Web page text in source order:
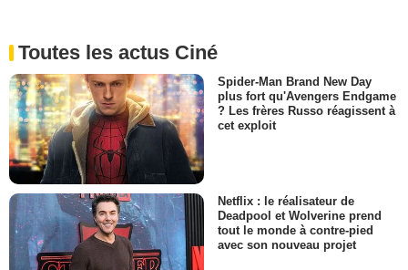
Toutes les actus Ciné
Spider-Man Brand New Day
plus fort qu'Avengers Endgame
? Les frères Russo réagissent à
cet exploit
Netflix : le réalisateur de
Deadpool et Wolverine prend
tout le monde à contre-pied
avec son nouveau projet